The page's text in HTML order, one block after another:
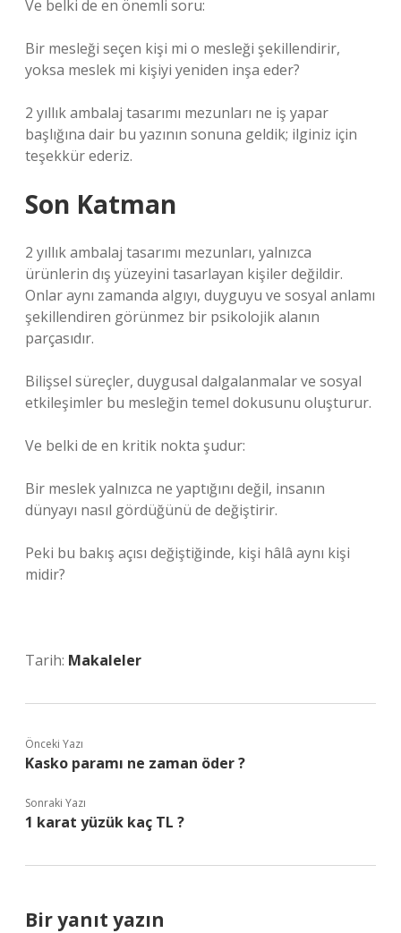
Ve belki de en önemli soru:
Bir mesleği seçen kişi mi o mesleği şekillendirir,
yoksa meslek mi kişiyi yeniden inşa eder?
2 yıllık ambalaj tasarımı mezunları ne iş yapar
başlığına dair bu yazının sonuna geldik; ilginiz için
teşekkür ederiz.
Son Katman
2 yıllık ambalaj tasarımı mezunları, yalnızca
ürünlerin dış yüzeyini tasarlayan kişiler değildir.
Onlar aynı zamanda algıyı, duyguyu ve sosyal anlamı
şekillendiren görünmez bir psikolojik alanın
parçasıdır.
Bilişsel süreçler, duygusal dalgalanmalar ve sosyal
etkileşimler bu mesleğin temel dokusunu oluşturur.
Ve belki de en kritik nokta şudur:
Bir meslek yalnızca ne yaptığını değil, insanın
dünyayı nasıl gördüğünü de değiştirir.
Peki bu bakış açısı değiştiğinde, kişi hâlâ aynı kişi
midir?
Tarih: Makaleler
Önceki Yazı
Kasko paramı ne zaman öder ?
Sonraki Yazı
1 karat yüzük kaç TL ?
Bir yanıt yazın